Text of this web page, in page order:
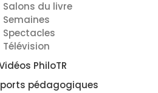
Salons du livre
Semaines
Spectacles
Télévision
PhiloTR
pédagogiques